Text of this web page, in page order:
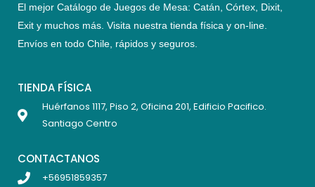
El mejor Catálogo de Juegos de Mesa: Catán, Córtex, Dixit,
Exit y muchos más. Visita nuestra tienda física y on-line.
Envíos en todo Chile, rápidos y seguros
TIENDA FÍSICA
Huérfanos 1117, Piso 2, Oficina 201, Edificio Pacifico.
Santiago Centro
CONTACTANOS
+56951859357